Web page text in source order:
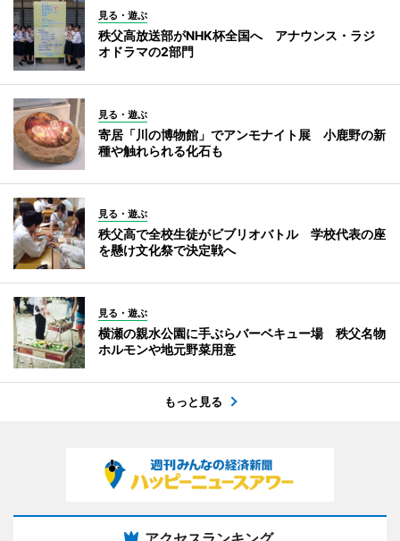
見る・遊ぶ
秩父高放送部がNHK杯全国へ アナウンス・ラジ
オドラマの2部門
見る・遊ぶ
寄居「川の博物館」でアンモナイト展 小鹿野の新
種や触れられる化石も
見る・遊ぶ
秩父高で全校生徒がビブリオバトル 学校代表の座
を懸け文化祭で決定戦へ
見る・遊ぶ
横瀬の親水公園に手ぶらバーベキュー場 秩父名物
ホルモンや地元野菜用意
もっと見る